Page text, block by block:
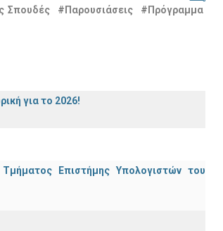
Σπουδές #Παρουσιάσεις
#Πρόγραμμα
για το 2026!
Επιστήμης Υπολογιστών του